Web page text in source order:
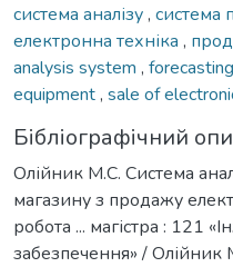
система аналізу, система
електронна техніка ,
analysis system ,
equipment, sale of
Бібліографічний
Олійник М.С. Система
магазину з продажу
робота ... магістра : 121
забезпечення» / Олійник